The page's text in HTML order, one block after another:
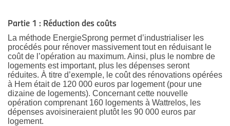
Partie 1 : Réduction des coûts
La méthode EnergieSprong permet d’industrialiser les
procédés pour rénover massivement tout en réduisant le
coût de l’opération au maximum. Ainsi, plus le nombre de
logements est important, plus les dépenses seront
réduites. À titre d’exemple, le coût des rénovations opérées
à Hem était de 120 000 euros par logement (pour une
dizaine de logements). Concernant cette nouvelle
opération comprenant 160 logements à Wattrelos, les
dépenses avoisineraient plutôt les 90 000 euros par
logement.